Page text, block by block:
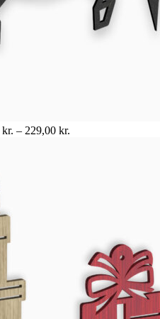
kr. – 229,00 kr.